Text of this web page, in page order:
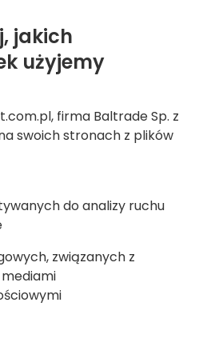
21700,
jakich
użyjemy
firma Baltrade Sp. z
swoich stronach z plików
do analizy ruchu
związanych z